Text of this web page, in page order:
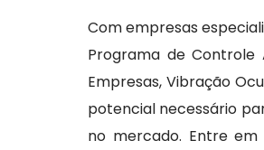
Com empresas
Programa de Controle
Empresas, Vibração
potencial necessário
no mercado. Entre